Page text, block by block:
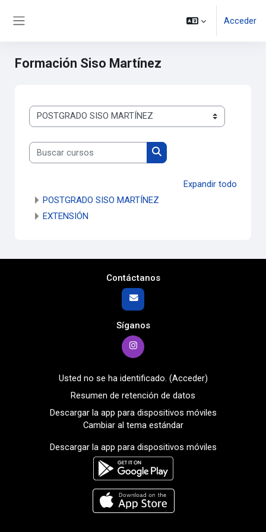
Acceder
Formación Siso Martínez
Categorías
Buscar cursos
Buscar cursos
Expandir todo
POSTGRADO SISO MARTÍNEZ
EXTENSIÓN
Contáctanos
Síganos
Usted no se ha identificado. (Acceder)
Resumen de retención de datos
Descargar la app para dispositivos móviles
Cambiar al tema estándar
Descargar la app para dispositivos móviles